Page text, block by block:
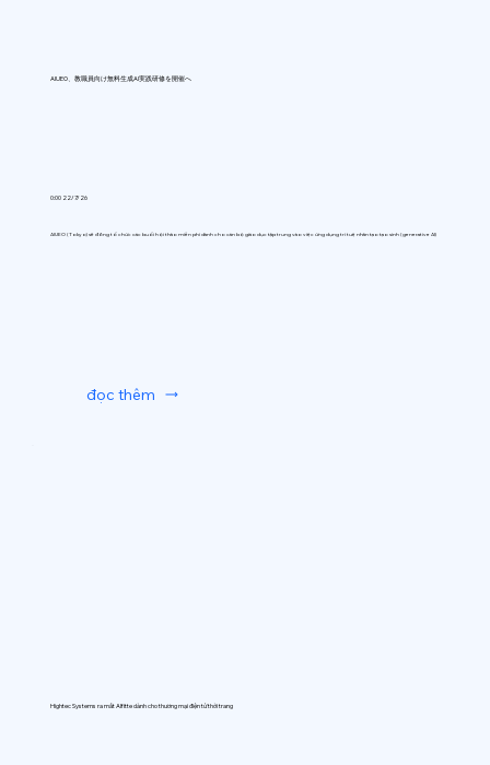
AIUEO、教職員向け無料生成AI実践研修を開催へ
0:00 22/7/26
AIUEO (Tokyo) sẽ đồng tổ chức các buổi hội thảo miễn phí dành cho cán bộ giáo dục tập trung vào việc ứng dụng trí tuệ nhân tạo tạo sinh (generative AI)
đọc thêm
Hightec Systems ra mắt AIfitte dành cho thương mại điện tử thời trang